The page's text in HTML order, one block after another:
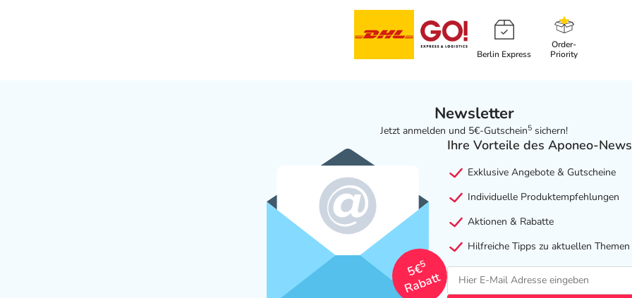
Berlin Express
Order-
Priority
Newsletter
Jetzt anmelden und 5€-Gutschein5 sichern!
5€
5
Rabatt
Ihre Vorteile des Aponeo-
Exklusive Angebote & Gutscheine
Individuelle Produktempfehlungen
Aktionen & Rabatte
Hilfreiche Tipps zu aktuellen Themen